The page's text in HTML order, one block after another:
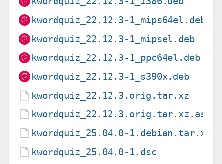
kwordquiz_22.12.3-1_mips64el.deb
kwordquiz_22.12.3-1_mipsel.deb
kwordquiz_22.12.3-1_ppc64el.deb
kwordquiz_22.12.3-1_s390x.deb
kwordquiz_22.12.3.orig.tar.xz
kwordquiz_22.12.3.orig.tar.xz.asc
kwordquiz_25.04.0-1.debian.tar.xz
kwordquiz_25.04.0-1.dsc